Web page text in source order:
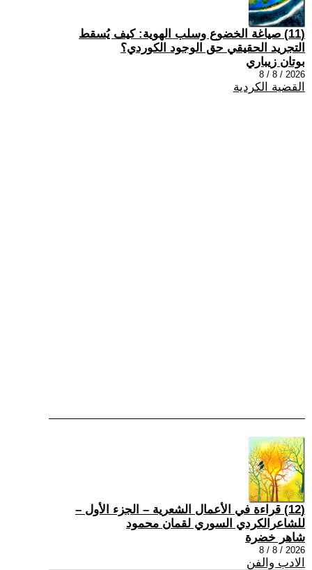
(11) صياغة الخضوع وسلب الهوية: كيف يُسقط
التجريد الحقيقي حق الوجود الكوردي؟
بوتان زيباري
2026 / 8 / 8
القضية الكردية
(12) قراءة في الأعمال الشعرية – الجزء الأول –
للشاعرالكردي السوري لقمان محمود
شاهر خضرة
2026 / 8 / 8
الادب والفن